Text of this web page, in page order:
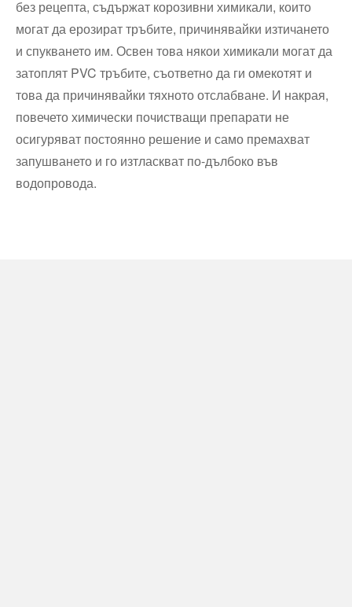
без рецепта, съдържат корозивни химикали, които
могат да ерозират тръбите, причинявайки изтичането
и спукването им. Освен това някои химикали могат да
затоплят PVC тръбите, съответно да ги омекотят и
това да причинявайки тяхното отслабване. И накрая,
повечето химически почистващи препарати не
осигуряват постоянно решение и само премахват
запушването и го изтласкват по-дълбоко във
водопровода.